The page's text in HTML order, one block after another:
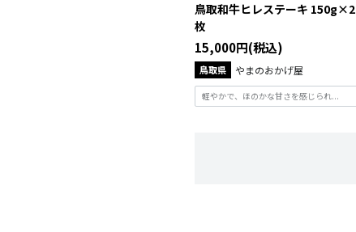
鳥取和牛ヒレステーキ 150g×2
枚
15,000円(税込)
鳥取県 やまのおかげ屋
軽やかで、ほのかな甘さを感じられ...